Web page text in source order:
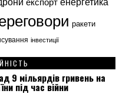
ракети
інвестиції
9 мільярдів гривень на
під час війни